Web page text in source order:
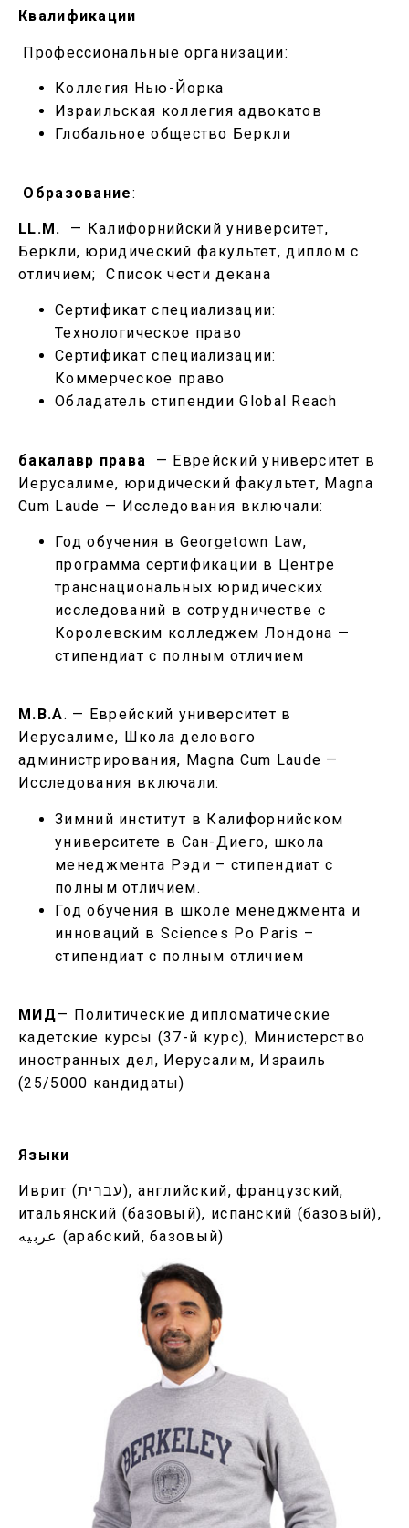
Квалификации
Профессиональные организации:
Коллегия Нью-Йорка
Израильская коллегия адвокатов
Глобальное общество Беркли
Образование:
LL.M. — Калифорнийский университет,
Беркли, юридический факультет, диплом с
отличием; Список чести декана
Сертификат специализации:
Технологическое право
Сертификат специализации:
Коммерческое право
Обладатель стипендии Global Reach
бакалавр права
— Еврейский университет в
Иерусалиме, юридический факультет, Magna
Cum Laude — Исследования включали:
Год обучения в Georgetown Law,
программа сертификации в Центре
транснациональных юридических
исследований в сотрудничестве с
Королевским колледжем Лондона —
стипендиат с полным отличием
M.B.A. — Еврейский университет в
Иерусалиме, Школа делового
администрирования, Magna Cum Laude —
Исследования включали:
Зимний институт в Калифорнийском
университете в Сан-Диего, школа
менеджмента Рэди – стипендиат с
полным отличием.
Год обучения в школе менеджмента и
инноваций в Sciences Po Paris –
стипендиат с полным отличием
МИД— Политические дипломатические
кадетские курсы (37-й курс), Министерство
иностранных дел, Иерусалим, Израиль
(25/5000 кандидаты)
Языки
Иврит (עברית), английский, французский,
итальянский (базовый), испанский (базовый),
عربيه (арабский, базовый)